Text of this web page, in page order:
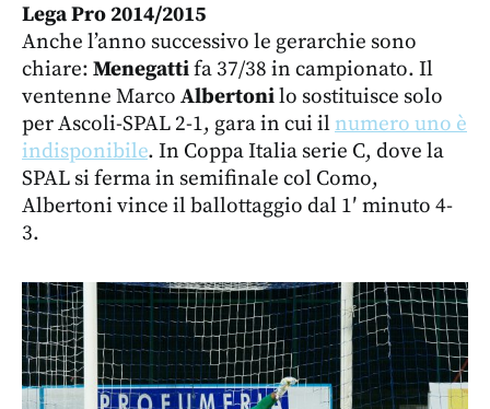
Lega Pro 2014/2015
Anche l’anno successivo le gerarchie sono
chiare: Menegattifa 37/38 in campionato. Il
ventenne Marco Albertonilo sostituisce solo
per Ascoli-SPAL 2-1, gara in cui il numero uno è
indisponibile. In Coppa Italia serie C, dove la
SPAL si ferma in semifinale col Como,
Albertoni vince il ballottaggio dal 1′ minuto 4-
3.